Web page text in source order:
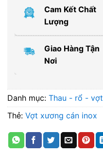
Cam Kết Chất
Lượng
Giao Hàng Tận
Nơi
Danh mục: Thau - rổ - vợt
Thẻ: Vợt xương cán inox